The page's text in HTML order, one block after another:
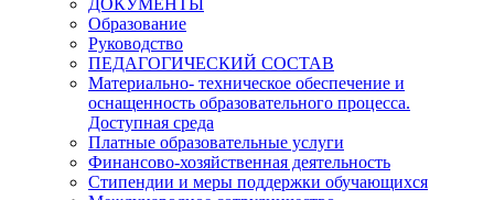
Образование
Руководство
ПЕДАГОГИЧЕСКИЙ СОСТАВ
Материально- техническое обеспечение и
оснащенность образовательного процесса.
Доступная среда
Платные образовательные услуги
Финансово-хозяйственная деятельность
Стипендии и меры поддержки обучающихся